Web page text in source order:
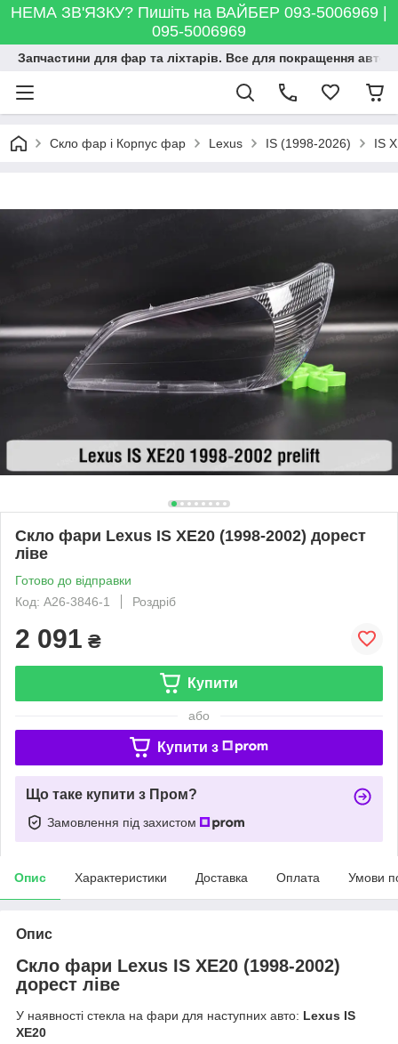
НЕМА ЗВ'ЯЗКУ? Пишіть на ВАЙБЕР 093-5006969 |
095-5006969
Запчастини для фар та ліхтарів. Все для покращення
Скло фар і Корпус фар Lexus IS (1998-2026) IS
Скло фари Lexus IS XE20 (1998-2002) дорест
ліве
Готово до відправки
Код: A26-3846-1
Роздріб
2 091 ₴
Купити
або
Купити з
Що таке купити з Пром?
Замовлення під захистом
Опис Характеристики Доставка Оплата Умови
Опис
Скло фари Lexus IS XE20 (1998-2002)
дорест ліве
У наявності стекла на фари для наступних авто: Lexus IS
XE20